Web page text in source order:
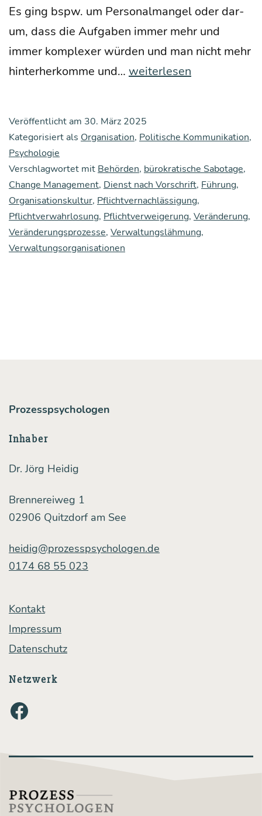
Es ging bspw. um Per­so­nal­man­gel oder dar­
um, dass die Auf­ga­ben immer mehr und
immer kom­ple­xer wür­den und man nicht mehr
hin­ter­her­kom­me und… Ver­
läh­
weiterlesen
Veröffentlicht am 30. März 2025
Kategorisiert als Organisation, Politische Kommunikation,
Psychologie
Verschlagwortet mit Behörden, bürokratische Sabotage,
Change Management, Dienst nach Vorschrift, Führung,
Organisationskultur, Pflichtvernachlässigung,
Pflichtverwahrlosung, Pflichtverweigerung, Veränderung,
Veränderungsprozesse, Verwaltungslähmung,
Verwaltungsorganisationen
Prozesspsychologen
Inhaber
Dr. Jörg Heidig
Brennereiweg 1
02906 Quitzdorf am See
heidig@prozesspsychologen.de
0174 68 55 023
Kontakt
Impressum
Datenschutz
Netzwerk
Facebook